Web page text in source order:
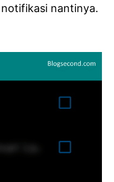
nantinya.